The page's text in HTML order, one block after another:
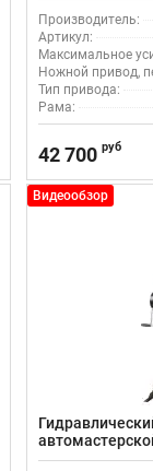
Производитель:
Артикул:
Максимальное
Ножной привод,
Тип привода:
Рама:
42 700 руб
Видеообзор
и